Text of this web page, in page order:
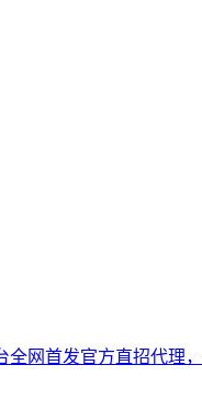
全网首发官方直招代理